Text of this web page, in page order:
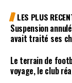
LES PLUS
Suspension
avait traité ses
Le terrain de
voyage, le club